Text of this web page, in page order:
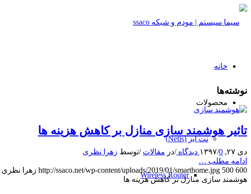
خانه
محصولات
نت ایز (Netis)
Wireless Router
نوشته‌ها
تاثیر هوشمند سازی منازل بر کاهش هزینه ها
دی ۲۷, ۱۳۹۷ /0 دیدگاه /در مقالات /توسط زهرا نظری
ادامه مطلب …
http://ssaco.net/wp-content/uploads/2019/01/smarthome.jpg 500 600 زهرا نظری
هوشمند سازی منازل بر کاهش هزینه ها